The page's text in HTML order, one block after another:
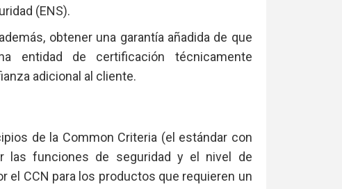
(ENS).
obtener una garantía añadida de que
entidad de certificación técnicamente
adicional al cliente.
de la Common Criteria (el estándar con
las funciones de seguridad y el nivel de
el CCN para los productos que requieren un